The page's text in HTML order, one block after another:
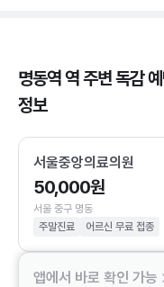
명동역 역 주변 독감
정보
서울중앙의료의원
50,000원
서울 중구 명동
주말진료
어르신 무료 접종
앱에서 바로 확인 가능